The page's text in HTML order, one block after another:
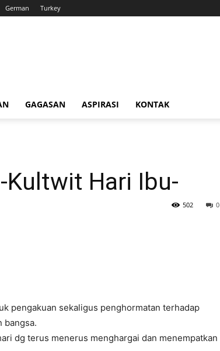
German Turkey
GAGASAN ASPIRASI KONTAK
Kultwit Hari Ibu-
0
502
pengakuan sekaligus penghormatan terhadap
bangsa.
dg terus menerus menghargai dan menempatkan